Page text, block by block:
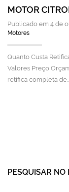
MOTOR
Publicado em 4 de
Motores
Quanto Custa
Valores Preço
retífica completa de…
PESQUISAR NO